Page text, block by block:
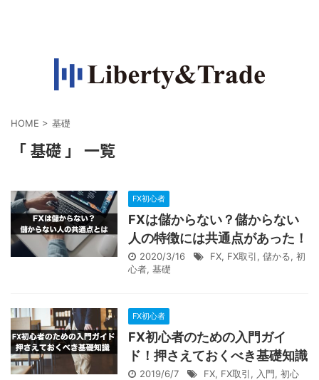
HOME > 基礎
「 基礎 」 一覧
FX初心者
FXは儲からない？儲からない
人の特徴には共通点があった！
2020/3/16 FX, FX取引, 儲かる, 初
心者, 基礎
FX初心者
FX初心者のための入門ガイ
ド！押さえておくべき基礎知識
2019/6/7 FX, FX取引, 入門, 初心